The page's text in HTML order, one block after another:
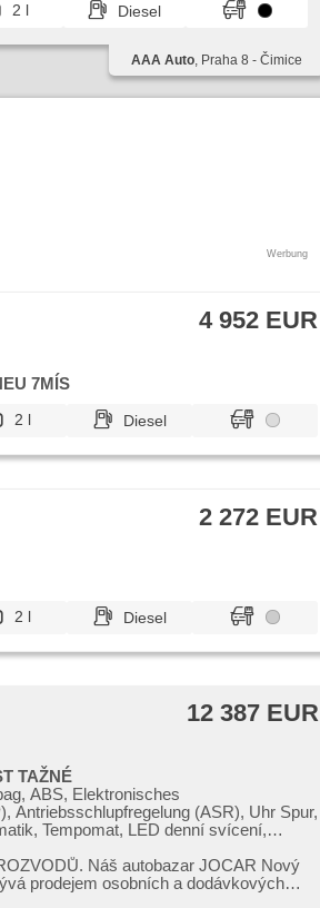
2 l Diesel
AAA Auto, Praha 8 - Čimice
Werbung
4 952 EUR
7MÍS
2 l Diesel
2 272 EUR
2 l Diesel
12 387 EUR
TAŽNÉ
ABS, Elektronisches
Antriebsschlupfregelung (ASR), Uhr Spur,
Tempomat, LED denní svícení,
senzory zadní, Parkassistent,
odemykání, Lichtsensor,
Náš autobazar JOCAR Nový
prodejem osobních a dodávkových